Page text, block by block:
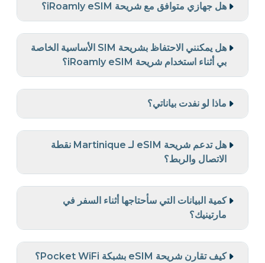
هل جهازي متوافق مع شريحة iRoamly eSIM؟
هل يمكنني الاحتفاظ بشريحة SIM الأساسية الخاصة
بي أثناء استخدام شريحة iRoamly eSIM؟
ماذا لو نفدت بياناتي؟
هل تدعم شريحة eSIM لـ Martinique نقطة
الاتصال والربط؟
كمية البيانات التي سأحتاجها أثناء السفر في
مارتينيك؟
كيف تقارن شريحة eSIM بشبكة Pocket WiFi؟